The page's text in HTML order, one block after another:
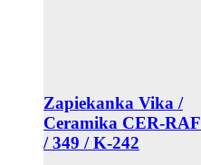
Zapiekanka Vika /
Ceramika CER-RAF
/ 349 / K-242